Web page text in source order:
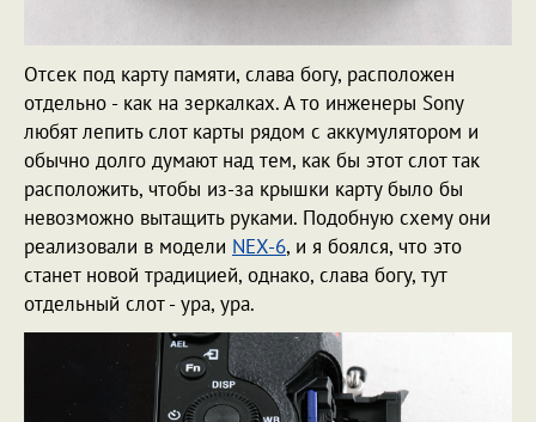
Отсек под карту памяти, слава богу, расположен
отдельно - как на зеркалках. А то инженеры Sony
любят лепить слот карты рядом с аккумулятором и
обычно долго думают над тем, как бы этот слот так
расположить, чтобы из-за крышки карту было бы
невозможно вытащить руками. Подобную схему они
реализовали в модели NEX-6, и я боялся, что это
станет новой традицией, однако, слава богу, тут
отдельный слот - ура, ура.